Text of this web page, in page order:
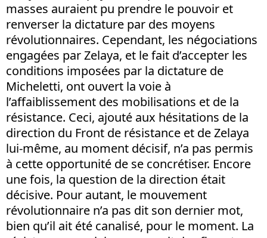
masses auraient pu prendre le pouvoir et
renverser la dictature par des moyens
révolutionnaires. Cependant, les négociations
engagées par Zelaya, et le fait d’accepter les
conditions imposées par la dictature de
Micheletti, ont ouvert la voie à
l’affaiblissement des mobilisations et de la
résistance. Ceci, ajouté aux hésitations de la
direction du Front de résistance et de Zelaya
lui-même, au moment décisif, n’a pas permis
à cette opportunité de se concrétiser. Encore
une fois, la question de la direction était
décisive. Pour autant, le mouvement
révolutionnaire n’a pas dit son dernier mot,
bien qu’il ait été canalisé, pour le moment. La